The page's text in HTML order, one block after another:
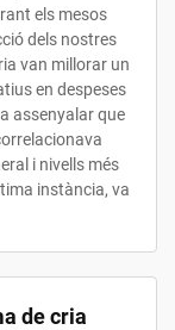
els mesos
dels nostres
van millorar un
en despeses
assenyalar que
i nivells més
instància, va
de cria